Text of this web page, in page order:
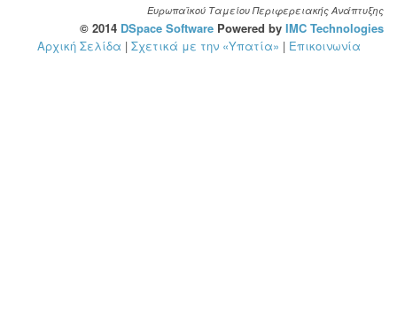
Ευρωπαϊκού Ταμείου Περιφερειακής Ανάπτυξης
© 2014 DSpace Software Powered by IMC Technologies
Αρχική Σελίδα | Σχετικά με την «Υπατία» | Επικοινωνία